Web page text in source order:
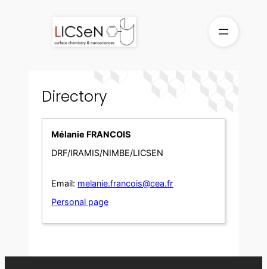
Directory
Mélanie FRANCOIS
DRF/IRAMIS/NIMBE/LICSEN
Email: melanie.francois@cea.fr
Personal page